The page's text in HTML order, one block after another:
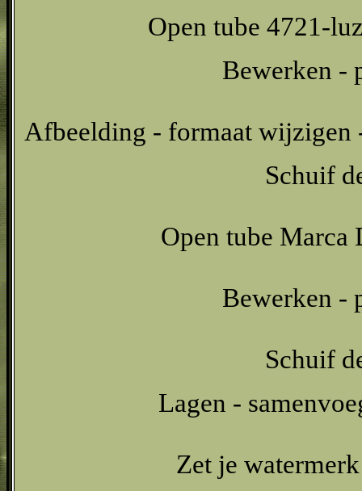
Open tube 4721-
Bewerken -
Afbeelding - formaat wijzigen
Schuif
Open tube Marca
Bewerken -
Schuif
Lagen -
Zet je